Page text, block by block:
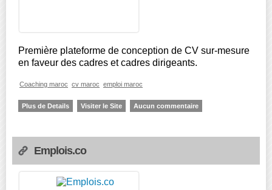
Première plateforme de conception de CV sur-mesure
en faveur des cadres et cadres dirigeants.
Coaching maroc cv maroc emploi maroc
Plus de Details Visiter le Site Aucun commentaire
Emplois.co